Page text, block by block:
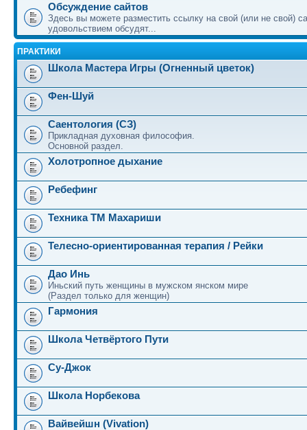
Обсуждение сайтов
Здесь вы можете разместить ссылку на свой (или не свой)
удовольствием обсудят...
ПРАКТИКИ
Школа Мастера Игры (Огненный цветок)
Фен-Шуй
Саентология (СЗ)
Прикладная духовная философия.
Основной раздел.
Холотропное дыхание
Ребефинг
Техника ТМ Махариши
Телесно-ориентированная терапия / Рейки
Дао Инь
Иньский путь женщины в мужском янском мире
(Раздел только для женщин)
Гармония
Школа Четвёртого Пути
Су-Джок
Школа Норбекова
Вайвейшн (Vivation)